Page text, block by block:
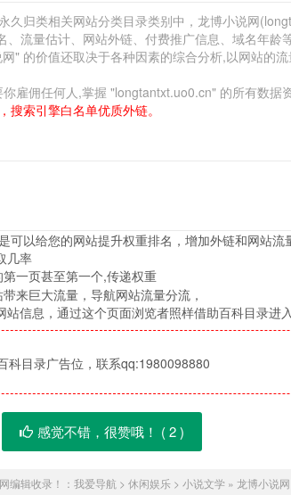
归类相关网站分类目录类别中，龙博小说网
流量估计、网站外链、付费推广信息、域名年龄
" 的价值还取决于各种因素的综合分析,以网站的
雇佣任何人,掌握 "longtantxt.uo0.cn" 的所有数据
搜索引擎白名单优质外链。
可以给您的网站提升权重排名，增加外链和网站流
几率
一页甚至第一个,传递权重
来巨大流量，导航网站流量分流，
信息，通过这个页面浏览者照样借助百科目录进
科目录广告位，联系qq:1980098880
感觉不错，很赞哦！ ( 2)
编辑收录！： 我爱导航 > 休闲娱乐> 小说文学 » 龙博小说网